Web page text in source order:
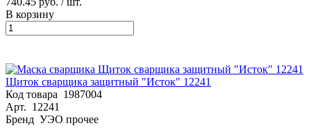
В корзину
Щиток сварщика защитный "Исток" 12241
Код товара 1987004
Арт. 12241
Бренд УЭО прочее